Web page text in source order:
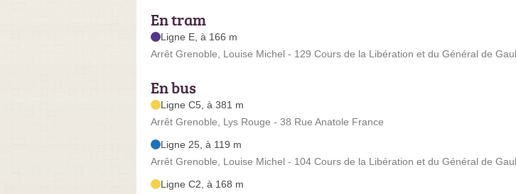
En tram
Ligne E, à 166 m
Arrêt Grenoble, Louise Michel - 129 Cours de la Libération et du Général de
En bus
Ligne C5, à 381 m
Arrêt Grenoble, Lys Rouge - 38 Rue Anatole France
Ligne 25, à 119 m
Arrêt Grenoble, Louise Michel - 104 Cours de la Libération et du Général de
Ligne C2, à 168 m